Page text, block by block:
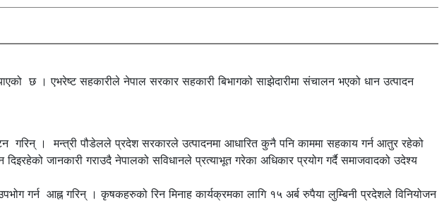
छ । एभरेष्ट सहकारीले नेपाल सरकार सहकारी बिभागको साझेदारीमा संचालन भएको धान उत्पादन
गरिन् । मन्त्री पौडेलले प्रदेश सरकारले उत्पादनमा आधारित कुनै पनि काममा सहकाय गर्न आतुर रहेको
जानकारी गराउदै नेपालको सविधानले प्रत्याभूत गरेका अधिकार प्रयोग गर्दै समाजवादको उदेश्य
गर्न आह्न गरिन् । कृषकहरुको रिन मिनाह कार्यक्रमका लागि १५ अर्ब रुपैया लुम्बिनी प्रदेशले विनियोजन